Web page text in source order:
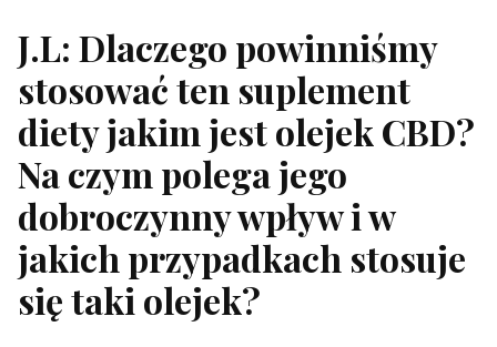
J.L: Dlaczego powinniśmy
stosować ten suplement
diety jakim jest olejek CBD?
Na czym polega jego
dobroczynny wpływ i w
jakich przypadkach stosuje
się taki olejek?